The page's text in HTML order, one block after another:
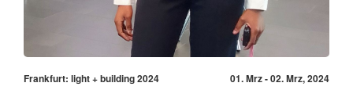
Frankfurt: light + building 2024 01. Mrz - 02. Mrz, 2024